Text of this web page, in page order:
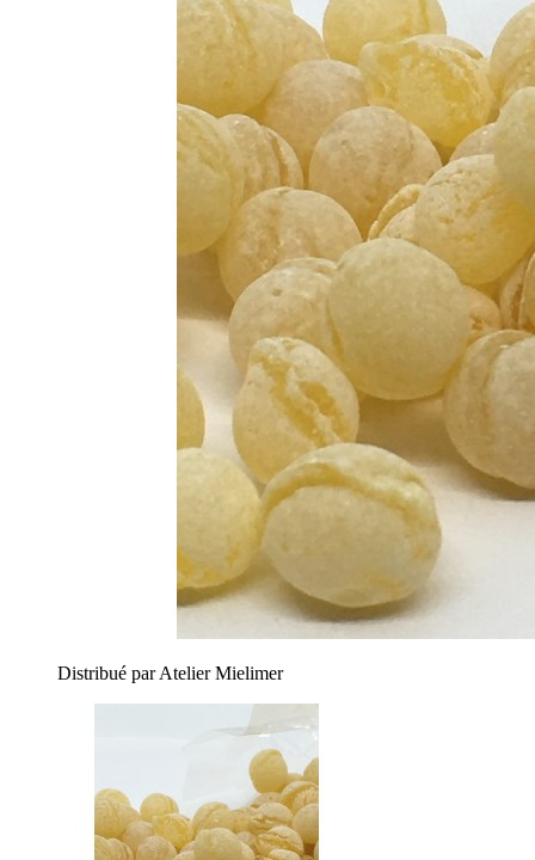
Distribué par Atelier Mielimer